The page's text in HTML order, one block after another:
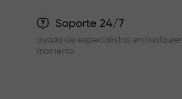
Soporte 24/7
ayuda de especialistas en cualquier
momento